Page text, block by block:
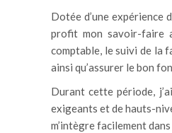
Dotée d’une expérience
profit mon savoir-faire
comptable, le suivi de la
ainsi qu’assurer le bon
Durant cette période,
exigeants et de hauts-
m’intègre facilement